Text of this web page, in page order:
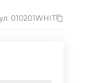
010201WHIT